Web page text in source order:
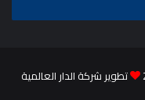
تطوير شركة الدار العالمية